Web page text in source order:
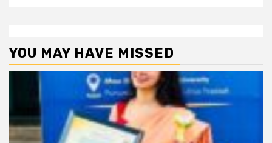
YOU MAY HAVE MISSED